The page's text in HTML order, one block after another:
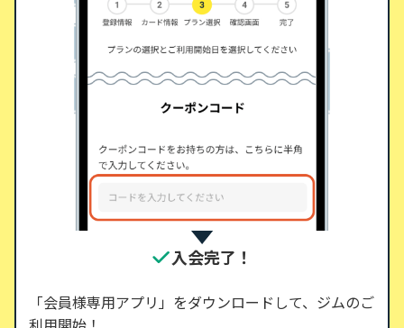
入会完了！
「会員様専用アプリ」をダウンロードして、ジムのご